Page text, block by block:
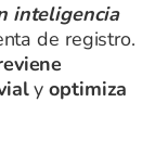
inteligencia
de registro.
yoptimiza